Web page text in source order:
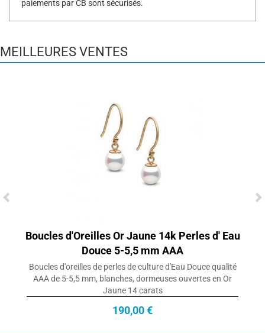
paiements par CB sont sécurisés.
MEILLEURES VENTES
Boucles d'Oreilles Or Jaune 14k Perles d' Eau
Douce 5-5,5 mm AAA
Boucles d'oreilles de perles de culture d'Eau Douce qualité
AAA de 5-5,5 mm, blanches, dormeuses ouvertes en Or
Jaune 14 carats
190,00 €